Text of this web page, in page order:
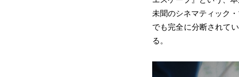
未聞のシネマティック
でも完全に分断されて
る。